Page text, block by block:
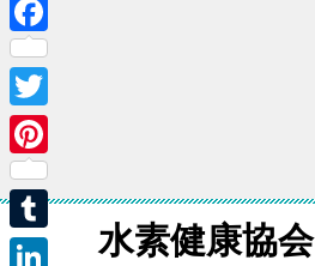
水素健康協会
F
a
c
e
o
T
w
t
P
n
T